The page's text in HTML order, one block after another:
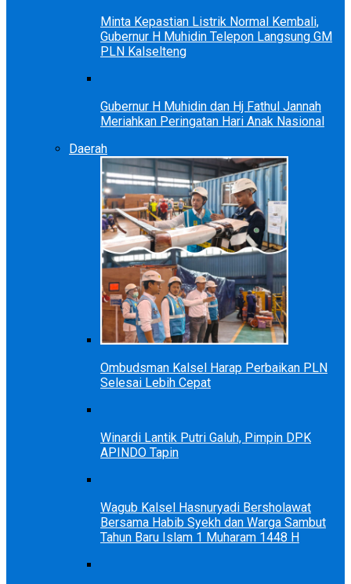
Minta Kepastian Listrik Normal Kembali,
Gubernur H Muhidin Telepon Langsung GM
PLN Kalselteng
Gubernur H Muhidin dan Hj Fathul Jannah
Meriahkan Peringatan Hari Anak Nasional
Daerah
Ombudsman Kalsel Harap Perbaikan PLN
Selesai Lebih Cepat
Winardi Lantik Putri Galuh, Pimpin DPK
APINDO Tapin
Wagub Kalsel Hasnuryadi Bersholawat
Bersama Habib Syekh dan Warga Sambut
Tahun Baru Islam 1 Muharam 1448 H